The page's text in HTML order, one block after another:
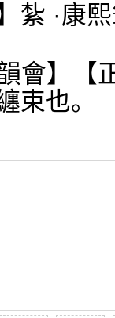
紮 ·康
會】【
束也。